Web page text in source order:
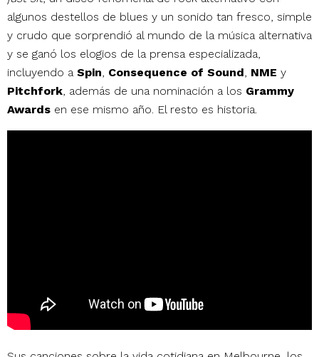
algunos destellos de blues y un sonido tan fresco, simple
y crudo que sorprendió al mundo de la música alternativa
y se ganó los elogios de la prensa especializada,
incluyendo a Spin, Consequence of Sound, NME y
Pitchfork, además de una nominación a los Grammy
Awards en ese mismo año. El resto es historia.